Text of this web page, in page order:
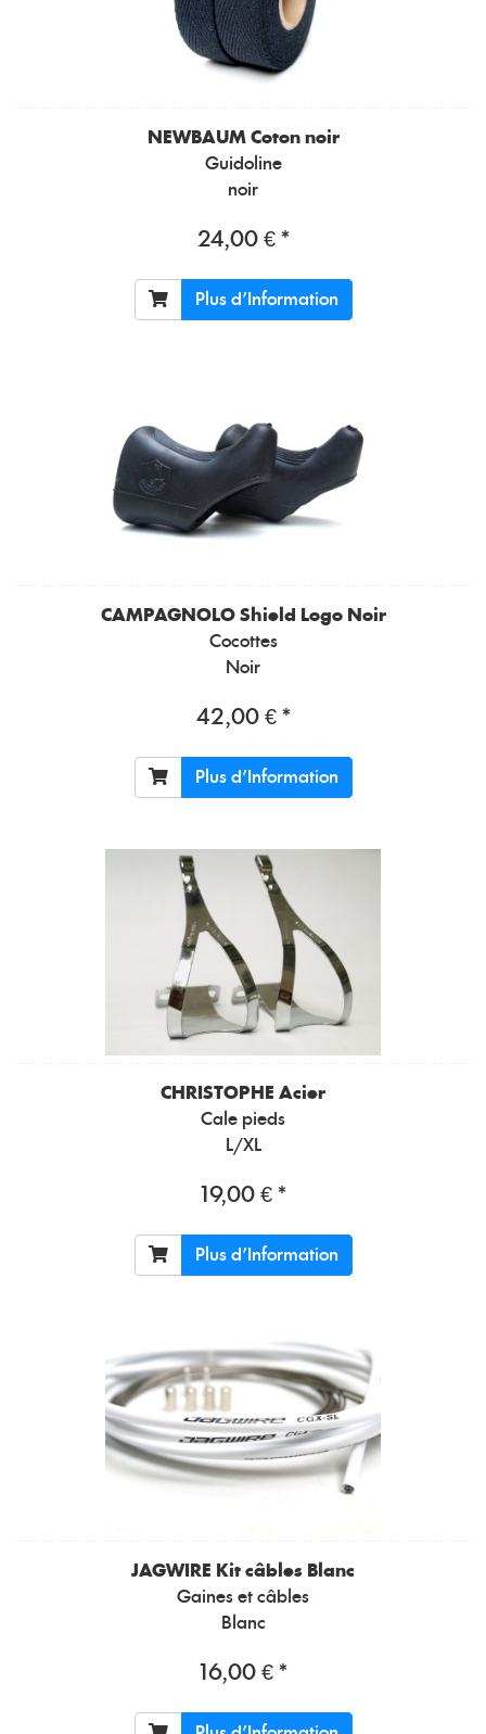
NEWBAUM Coton noir
Guidoline
noir
24,00 € *
Plus d'Information
CAMPAGNOLO Shield Logo Noir
Cocottes
Noir
42,00 € *
Plus d'Information
CHRISTOPHE Acier
Cale pieds
L/XL
19,00 € *
Plus d'Information
JAGWIRE Kit câbles Blanc
Gaines et câbles
Blanc
16,00 € *